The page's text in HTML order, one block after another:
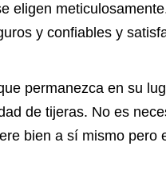
eligen
y confiables y
permanezca en su
de tijeras. No es
bien a sí mismo pero